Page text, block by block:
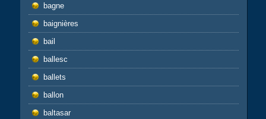
bagne
baignières
bail
ballesc
ballets
ballon
baltasar